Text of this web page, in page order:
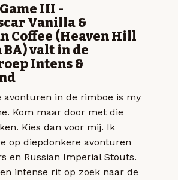
III -
Vanilla &
Coffee (Heaven Hill
valt in de
Intens &
avonturen in de rimboe is my
Kom maar door met die
Kies dan voor mij. Ik
op diepdonkere avonturen
en Russian Imperial Stouts.
intense rit op zoek naar de